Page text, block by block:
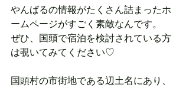
やんばるの情報がたくさん詰まったホ
ームページがすごく素敵なんです。
ぜひ、国頭で宿泊を検討されている方
は覗いてみてください♡
国頭村の市街地である辺土名にあり、